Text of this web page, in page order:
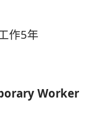
作5年
Worker